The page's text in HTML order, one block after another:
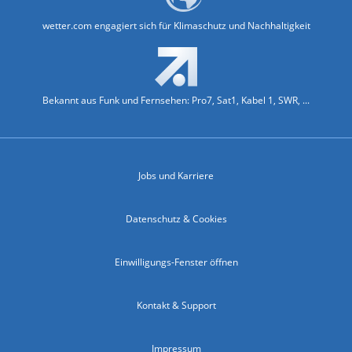
wetter.com engagiert sich für Klimaschutz und Nachhaltigkeit
Bekannt aus Funk und Fernsehen: Pro7, Sat1, Kabel 1, SWR, ...
Jobs und Karriere
Datenschutz & Cookies
Einwilligungs-Fenster öffnen
Kontakt & Support
Impressum